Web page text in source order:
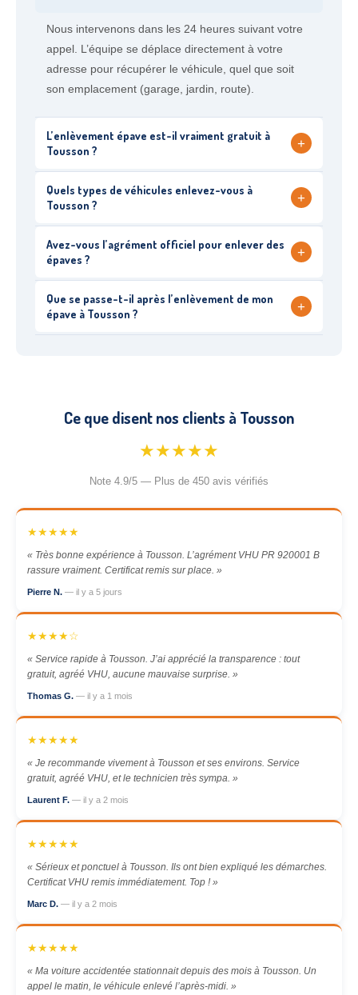
Nous intervenons dans les 24 heures suivant votre
appel. L’équipe se déplace directement à votre
adresse pour récupérer le véhicule, quel que soit
son emplacement (garage, jardin, route).
L’enlèvement épave est-il vraiment gratuit à
Tousson ?
+
Quels types de véhicules enlevez-vous à
Tousson ?
+
Avez-vous l’agrément officiel pour enlever des
épaves ?
+
Que se passe-t-il après l’enlèvement de mon
épave à Tousson ?
+
Ce que disent nos clients à Tousson
★★★★★
Note 4.9/5 — Plus de 450 avis vérifiés
★★★★★
« Très bonne expérience à Tousson. L’agrément VHU PR 920001 B
rassure vraiment. Certificat remis sur place. »
Pierre N. — il y a 5 jours
★★★★☆
« Service rapide à Tousson. J’ai apprécié la transparence : tout
gratuit, agréé VHU, aucune mauvaise surprise. »
Thomas G. — il y a 1 mois
★★★★★
« Je recommande vivement à Tousson et ses environs. Service
gratuit, agréé VHU, et le technicien très sympa. »
Laurent F. — il y a 2 mois
★★★★★
« Sérieux et ponctuel à Tousson. Ils ont bien expliqué les démarches.
Certificat VHU remis immédiatement. Top ! »
Marc D. — il y a 2 mois
★★★★★
« Ma voiture accidentée stationnait depuis des mois à Tousson. Un
appel le matin, le véhicule enlevé l’après-midi. »